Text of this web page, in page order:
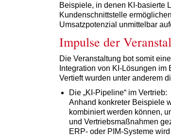
Beispiele, in denen KI-basierte
Kundenschnittstelle
Umsatzpotenzial unmittelbar
Impulse der
Die Veranstaltung bot somit
Integration von KI-Lösungen
Vertieft wurden unter anderem
Die „KI-Pipeline“ im Vertrieb:
Anhand konkreter Beispiele
kombiniert werden können,
und Vertriebsmaßnahmen
ERP- oder PIM-Systeme